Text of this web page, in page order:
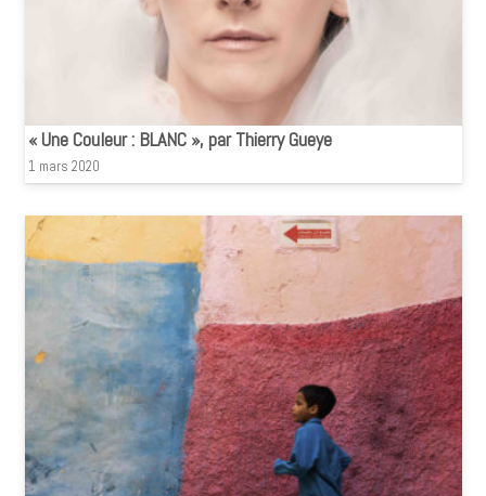
« Une Couleur : BLANC », par Thierry Gueye
1 mars 2020